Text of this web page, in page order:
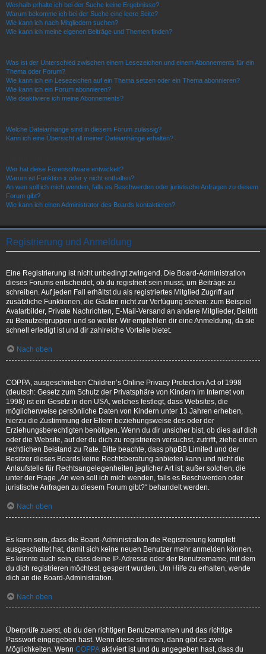
Weshalb erhalte ich bei der Suche keine Ergebnisse?
Warum bekomme ich bei der Suche eine leere Seite?
Wie kann ich nach Mitgliedern suchen?
Wie kann ich meine eigenen Beiträge und Themen finden?
Was ist der Unterschied zwischen einem Lesezeichen und einem Abonnements für ein
Thema oder Forum?
Wie kann ich ein Lesezeichen auf ein Thema setzen oder ein Thema abonnieren?
Wie kann ich ein Forum abonnieren?
Wie deaktiviere ich meine Abonnements?
Welche Dateianhänge sind in diesem Forum zulässig?
Kann ich eine Übersicht all meiner Dateianhänge erhalten?
Wer hat diese Forensoftware entwickelt?
Warum ist Funktion x oder y nicht enthalten?
An wen soll ich mich wenden, falls es Beschwerden oder juristische Anfragen zu diesem
Forum gibt?
Wie kann ich einen Administrator des Boards kontaktieren?
Registrierung und Anmeldung
Eine Registrierung ist nicht unbedingt zwingend. Die Board-Administration
dieses Forums entscheidet, ob du registriert sein musst, um Beiträge zu
schreiben. Auf jeden Fall erhältst du als registriertes Mitglied Zugriff auf
zusätzliche Funktionen, die Gästen nicht zur Verfügung stehen: zum Beispiel
Avatarbilder, Private Nachrichten, E-Mail-Versand an andere Mitglieder, Beitritt
zu Benutzergruppen und so weiter. Wir empfehlen dir eine Anmeldung, da sie
schnell erledigt ist und dir zahlreiche Vorteile bietet.
Nach oben
COPPA, ausgeschrieben Children’s Online Privacy Protection Act of 1998
(deutsch: Gesetz zum Schutz der Privatsphäre von Kindern im Internet von
1998) ist ein Gesetz in den USA, welches festlegt, dass Websites, die
möglicherweise persönliche Daten von Kindern unter 13 Jahren erheben,
hierzu die Zustimmung der Eltern beziehungsweise des oder der
Erziehungsberechtigten benötigen. Wenn du dir unsicher bist, ob dies auf dich
oder die Website, auf der du dich zu registrieren versuchst, zutrifft, ziehe einen
rechtlichen Beistand zu Rate. Bitte beachte, dass phpBB Limited und der
Besitzer dieses Boards keine Rechtsberatung anbieten kann und nicht die
Anlaufstelle für Rechtsangelegenheiten jeglicher Art ist; außer solchen, die
unter der Frage „An wen soll ich mich wenden, falls es Beschwerden oder
juristische Anfragen zu diesem Forum gibt?“ behandelt werden.
Nach oben
Es kann sein, dass die Board-Administration die Registrierung komplett
ausgeschaltet hat, damit sich keine neuen Benutzer mehr anmelden können.
Es könnte auch sein, dass deine IP-Adresse oder der Benutzername, mit dem
du dich registrieren möchtest, gesperrt wurden. Um Hilfe zu erhalten, wende
dich an die Board-Administration.
Nach oben
Überprüfe zuerst, ob du den richtigen Benutzernamen und das richtige
Passwort eingegeben hast. Wenn diese stimmen, dann gibt es zwei
Möglichkeiten. Wenn COPPA aktiviert ist und du angegeben hast, dass du